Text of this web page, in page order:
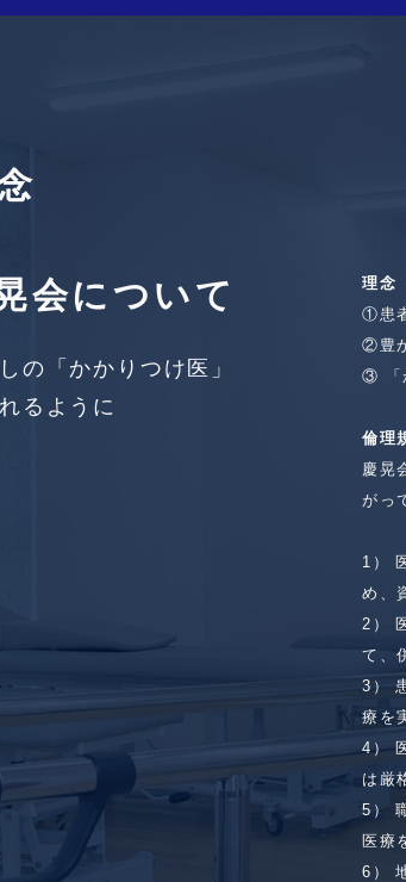
会について
の「かかりつけ医」
るように
理念
①患
②豊
③ 「
倫理
慶晃
がっ
1）
め、
2）
て、
3）
療を
4）
は厳
5）
医療
6）